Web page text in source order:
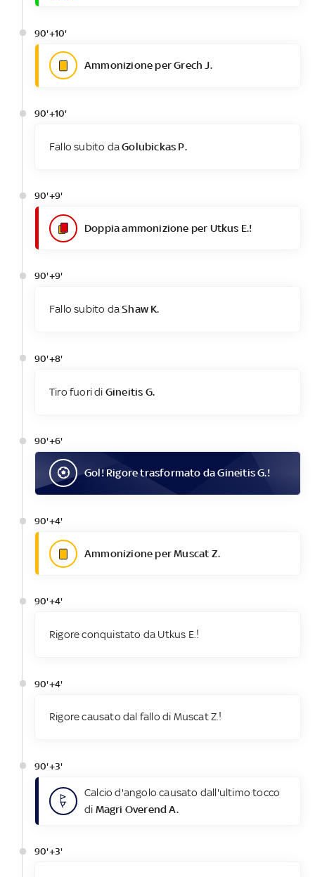
90'+10'
Ammonizione per Grech J.
90'+10'
Fallo subito daGolubickas P.
90'+9'
Doppia ammonizione per Utkus E.!
90'+9'
Fallo subito daShaw K.
90'+8'
Tiro fuori di Gineitis G.
90'+6'
Gol! Rigore trasformato daGineitis G.!
90'+4'
Ammonizione per Muscat Z.
90'+4'
Rigore conquistato da Utkus E.!
90'+4'
Rigore causato dal fallo di Muscat Z.!
90'+3'
Calcio d'angolo causato dall'ultimo tocco
di Magri Overend A.
90'+3'